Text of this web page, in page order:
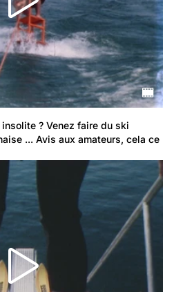
? Venez faire du ski
... Avis aux amateurs, cela ce